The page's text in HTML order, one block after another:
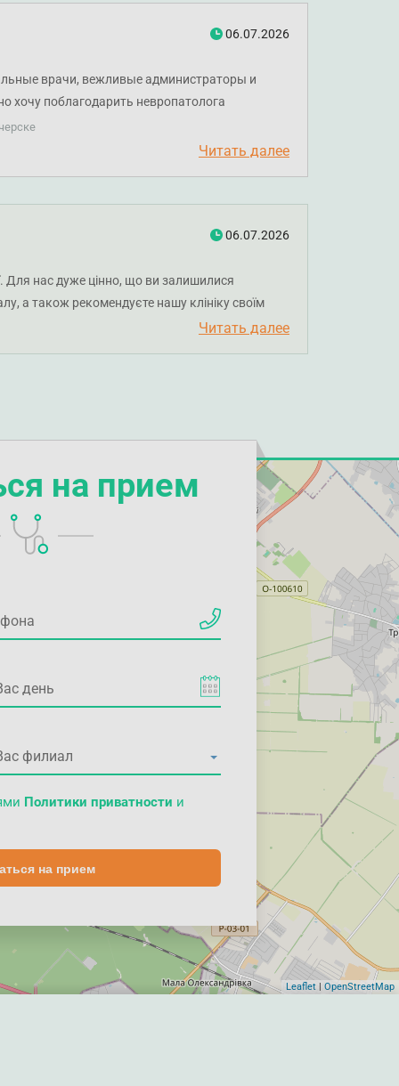
06.07.2026
врачи, вежливые администраторы и
хочу поблагодарить невропатолога
полезные рекомендации.
Читать далее
06.07.2026
Для нас дуже цінно, що ви залишилися
а також рекомендуєте нашу клініку своїм
Читать далее
на прием
Политики приватности и
на прием
Leaflet | OpenStreetMap